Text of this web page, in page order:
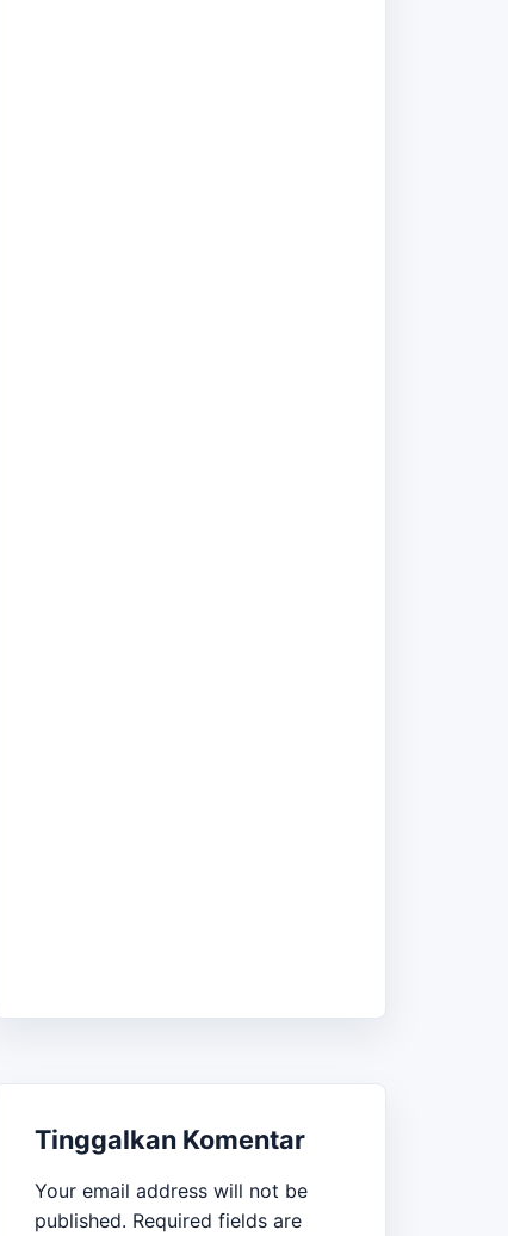
Tinggalkan Komentar
Your email address will not be
published. Required fields are